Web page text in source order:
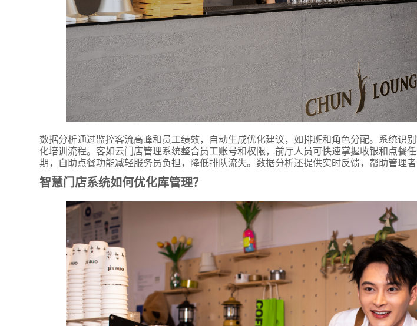
数据分析通过监控客流高峰和员工绩效，自动生成优化建议，如排班和角色分配。系统识
化培训流程。客如云门店管理系统整合员工账号和权限，前厅人员可快速掌握收银和点餐
期，自助点餐功能减轻服务员负担，降低排队流失。数据分析还提供实时反馈，帮助管理
智慧门店系统如何优化库管理？